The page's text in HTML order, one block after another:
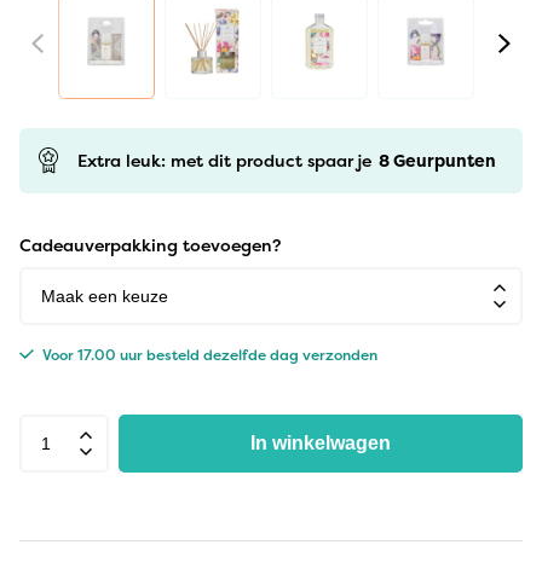
Extra leuk: met dit product spaar je 8Geurpunten
Cadeauverpakking toevoegen?
Voor 17.00 uur besteld dezelfde dag verzonden
In winkelwagen